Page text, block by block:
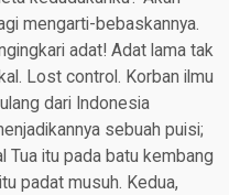
mengarti-bebaskannya.
adat! Adat lama tak
Lost control. Korban ilmu
dari Indonesia
sebuah puisi;
Tua itu pada batu kembang
padat musuh. Kedua,